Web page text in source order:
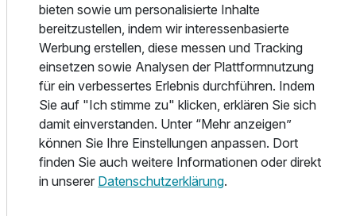
- Aromadampfbad mit Sternenhimmel
- Infrarotkabine
KINDER:
Für die jüngsten Gäste gibt es ein Spielzimmer, welches mit
Billard, Tischfußball und Dart für Unterhaltung sorgt. Im
Sommer können sie zusätzlich Tischtennis spielen.
UMGEBUNG & FREIZEIT:
Winter:
bieten sowie um personalisierte Inhalte
bereitzustellen, indem wir interessenbasierte
Werbung erstellen, diese messen und Tracking
einsetzen sowie Analysen der Plattformnutzung
für ein verbessertes Erlebnis durchführen. Indem
Sie auf "Ich stimme zu" klicken, erklären Sie sich
damit einverstanden. Unter “Mehr anzeigen”
können Sie Ihre Einstellungen anpassen. Dort
finden Sie auch weitere Informationen oder direkt
in unserer Datenschutzerklärung.